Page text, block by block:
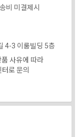
비 미결제시
4-3 이룸빌딩 5층
사유에 따라
로 문의